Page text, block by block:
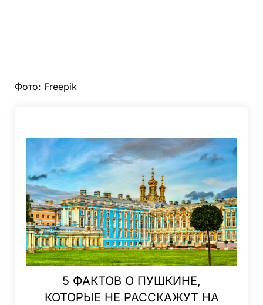
Фото: Freepik
5 ФАКТОВ О ПУШКИНЕ,
КОТОРЫЕ НЕ РАССКАЖУТ НА